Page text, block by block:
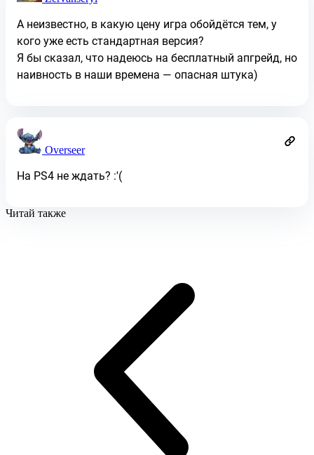
А неизвестно, в какую цену игра обойдётся тем, у
кого уже есть стандартная версия?
Я бы сказал, что надеюсь на бесплатный апгрейд, но
наивность в наши времена — опасная штука)
Overseer
На PS4 не ждать? :'(
Читай также